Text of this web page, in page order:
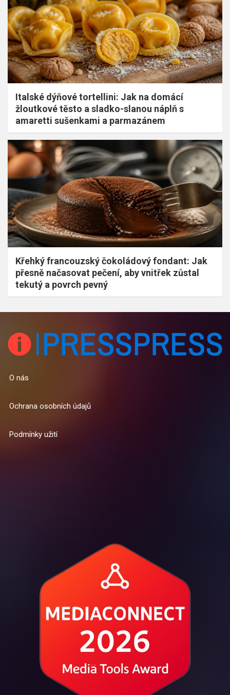
Italské dýňové tortellini: Jak na domácí
žloutkové těsto a sladko-slanou náplň s
amaretti sušenkami a parmazánem
Křehký francouzský čokoládový fondant: Jak
přesně načasovat pečení, aby vnitřek zůstal
tekutý a povrch pevný
O nás
Ochrana osobních údajů
Podmínky užití